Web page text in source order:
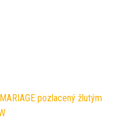
pozlacený žlutým